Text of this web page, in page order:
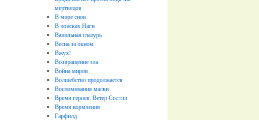
мертвецов
В мире снов
В поисках Наги
Ванильная глазурь
Весна за окном
Вжух!
Возвращение зла
Война миров
Волшебство продолжается
Воспоминания маски
Время героев. Ветер Солтии
Время кормления
Гарфилд